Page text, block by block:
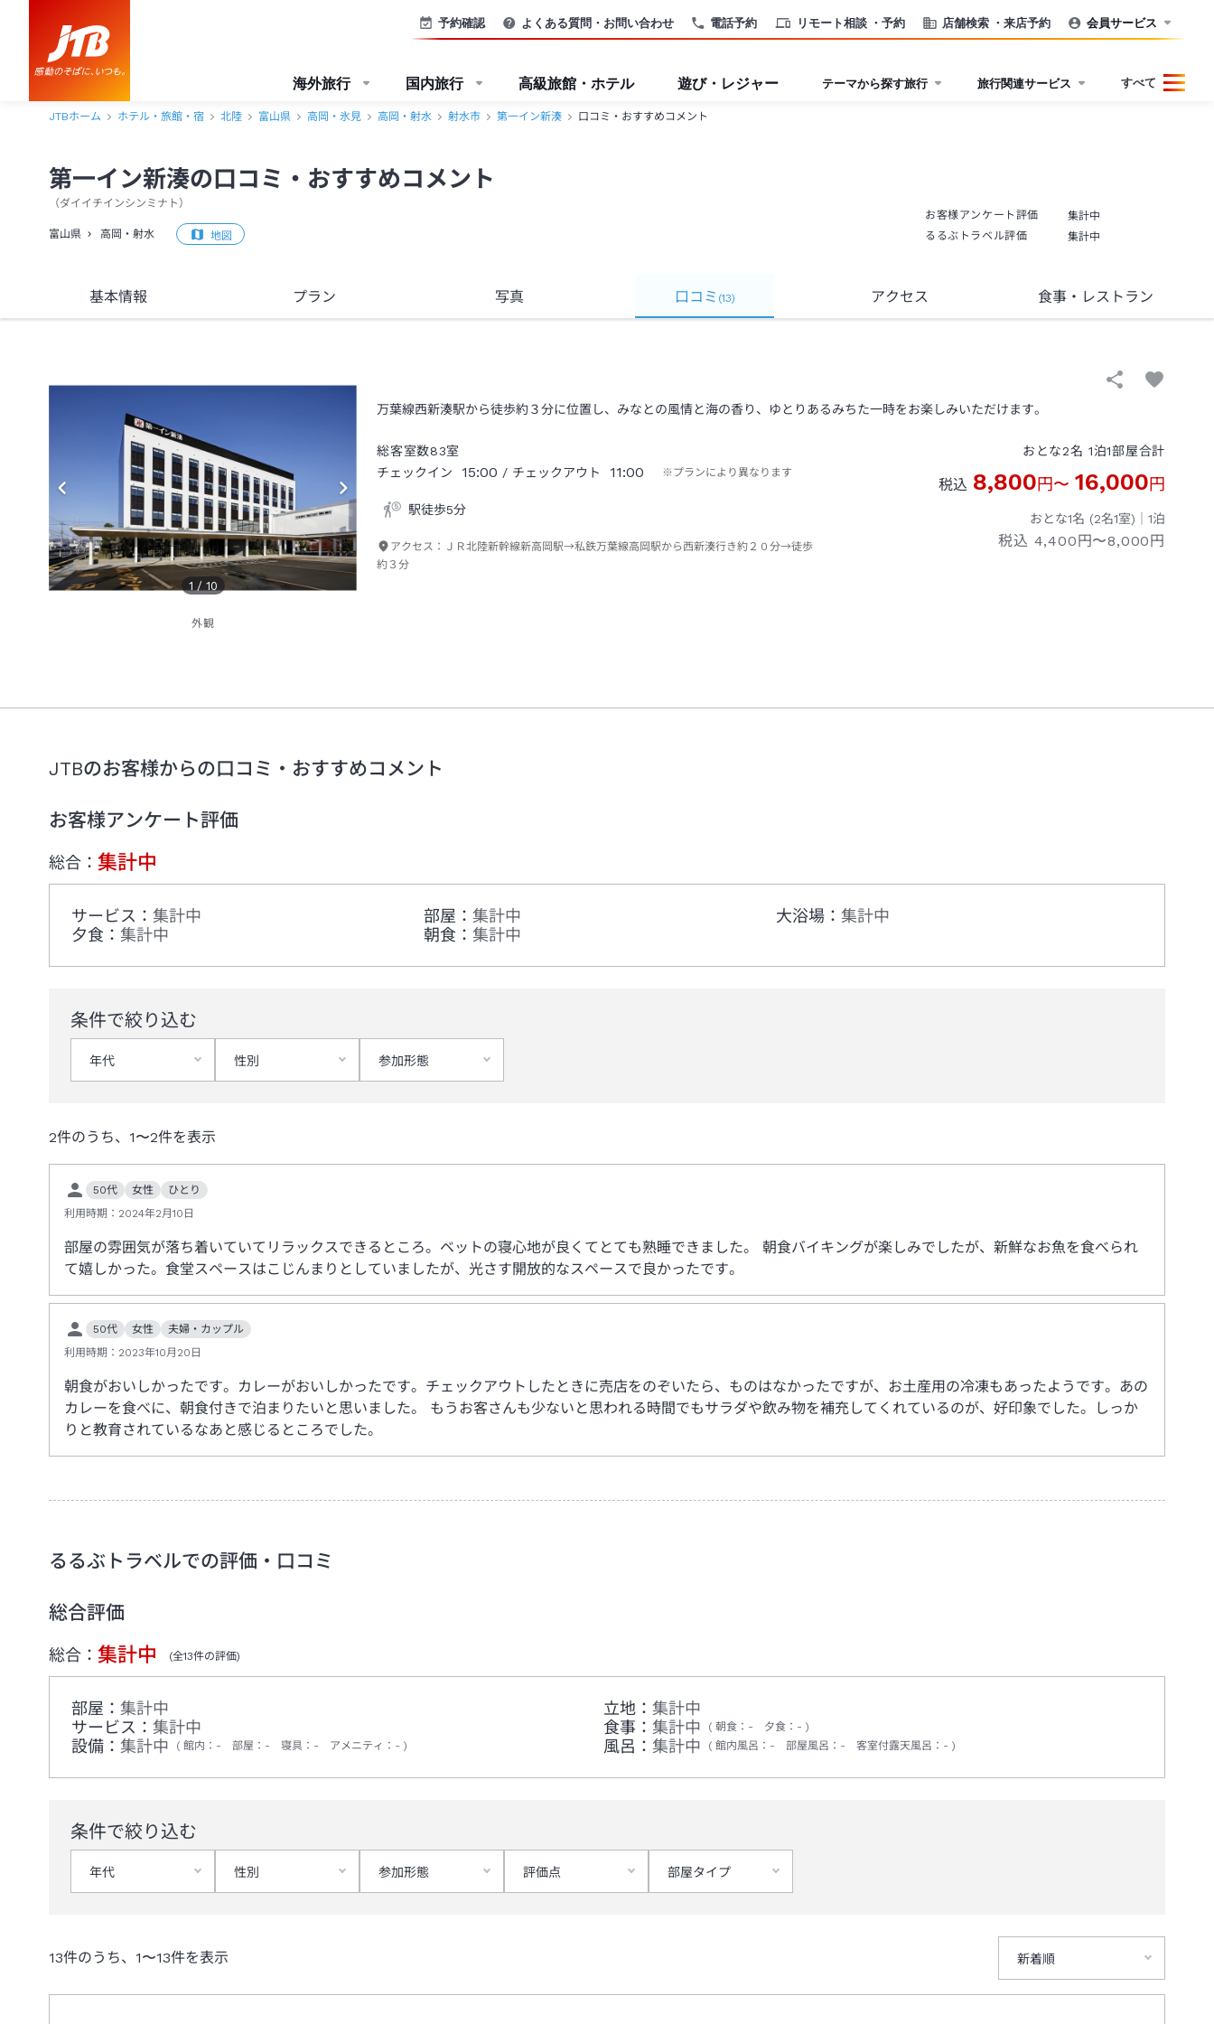
電話予約 リモート相談 ・予約 店舗検索 ・来店予約
予約確認 よくある質問・お問い合わせ 会員サービス
海外旅行 国内旅行 高級旅館・ホテル 遊び・レジャー テーマから探す旅行 旅行関連サービス すべて
JTBホーム ホテル・旅館・宿 北陸 富山県 高岡・氷見 高岡・射水 射水市 第一イン新湊 口コミ・おすすめコメント
第一イン新湊の口コミ・おすすめコメント
（ダイイチインシンミナト ）
富山県 高岡・射水 地図
お客様アンケート評価
集計中
るるぶトラベル評価
集計中
基本情報 プラン 写真 口コミ (13) アクセス 食事・レストラン
1 / 10
外観
万葉線西新湊駅から徒歩約３分に位置し、みなとの風情と海の香り、ゆとりあるみちた一時をお楽しみいただけます。
総客室数83室
チェックイン
15:00 / チェックアウト 11:00 ※プランにより異なります
駅徒歩5分
アクセス： ＪＲ北陸新幹線新高岡駅→私鉄万葉線高岡駅から西新湊行き約２０分→徒歩
約３分
おとな2名 1泊1部屋合計
税込 8,800円〜 16,000円
おとな1名 (2名1室)｜ 1泊
税込 4,400円〜8,000円
JTBのお客様からの口コミ・おすすめコメント
お客様アンケート評価
総合： 集計中
サービス ： 集計中 部屋 ： 集計中 大浴場 ： 集計中
夕食 ： 集計中 朝食 ： 集計中
条件で絞り込む
年代 性別 参加形態
2件のうち、 1〜2件を表示
50代 女性
ひとり
利用時期： 2024年2月10日
部屋の雰囲気が落ち着いていてリラックスできるところ。ベットの寝心地が良くてとても熟睡できました。 朝食バイキングが楽しみでしたが、新鮮なお魚を食べられ
て嬉しかった。食堂スペースはこじんまりとしていましたが、光さす開放的なスペースで良かったです。
50代 女性
夫婦・カップル
利用時期： 2023年10月20日
朝食がおいしかったです。カレーがおいしかったです。チェックアウトしたときに売店をのぞいたら、ものはなかったですが、お土産用の冷凍もあったようです。あの
カレーを食べに、朝食付きで泊まりたいと思いました。 もうお客さんも少ないと思われる時間でもサラダや飲み物を補充してくれているのが、好印象でした。しっか
りと教育されているなあと感じるところでした。
るるぶトラベルでの評価・口コミ
総合評価
総合： 集計中 (全13件の評価)
部屋： 集計中 立地： 集計中
サービス： 集計中 食事： 集計中 朝食 ： - 夕食 ： -
設備： 集計中 館内 ： - 部屋 ： - 寝具 ： - アメニティ ： - 風呂： 集計中 館内風呂 ： - 部屋風呂 ： - 客室付露天風呂 ： -
条件で絞り込む
年代 性別 参加形態 評価点 部屋タイプ
13件のうち、 1〜13件を表示 新着順